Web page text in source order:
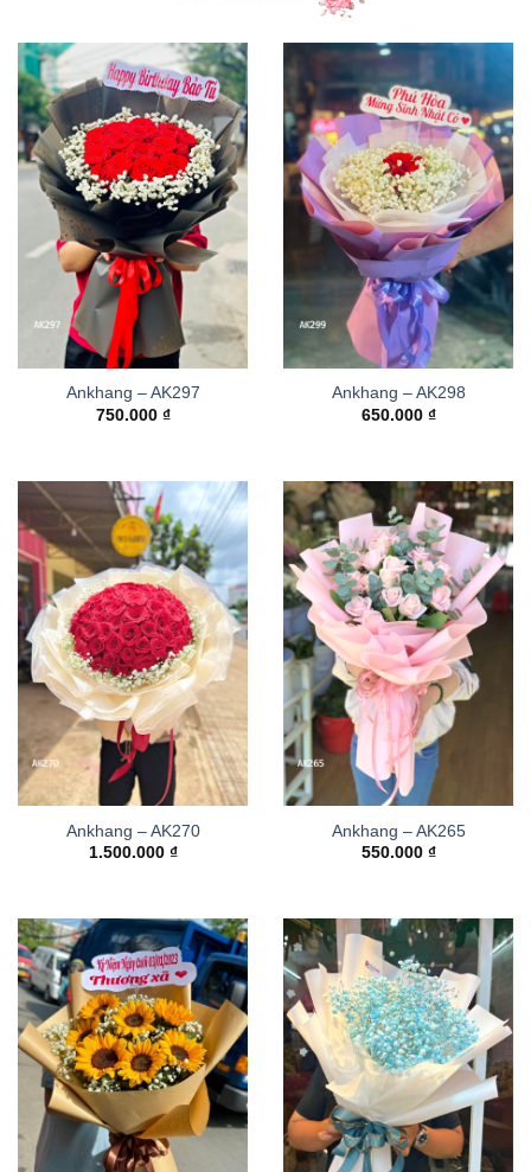
Ankhang – AK297
750.000 ₫
Ankhang – AK298
650.000 ₫
Ankhang – AK270
1.500.000 ₫
Ankhang – AK265
550.000 ₫